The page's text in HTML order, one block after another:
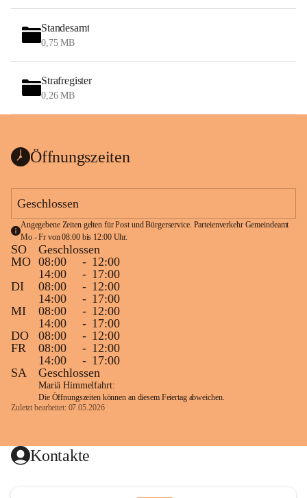
Standesamt
0,75 MB
Strafregister
0,26 MB
Öffnungszeiten
Geschlossen
Angegebene Zeiten gelten für Post und Bürgerservice. Parteienverkehr Gemeindeamt
Mo - Fr von 08:00 bis 12:00 Uhr.
SO
Geschlossen
MO 08:00 - 12:00
14:00
- 17:00
DI
08:00 - 12:00
14:00
- 17:00
MI
08:00 - 12:00
14:00
- 17:00
DO
08:00 - 12:00
FR
08:00 - 12:00
14:00
- 17:00
SA
Geschlossen
Mariä Himmelfahrt:
Die Öffnungszeiten können an diesem Feiertag abweichen.
Zuletzt bearbeitet: 07.05.2026
Kontakte